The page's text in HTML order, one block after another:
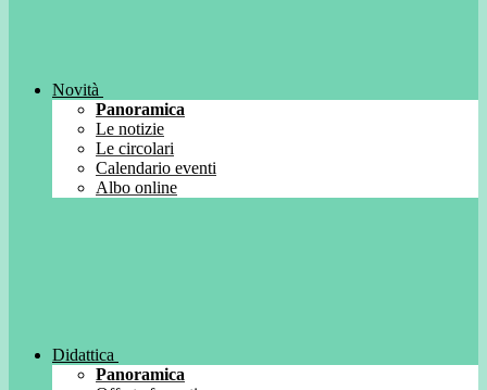
Novità
Panoramica
Le notizie
Le circolari
Calendario eventi
Albo online
Didattica
Panoramica